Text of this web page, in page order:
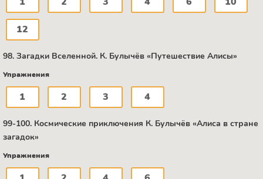
12
98. Загадки Вселенной. К. Булычёв «Путешествие Алисы»
Упражнения
1 2 3 4
99-100. Космические приключения К. Булычёв «Алиса в стране
загадок»
Упражнения